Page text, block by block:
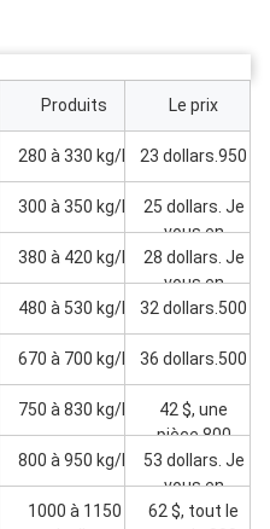
Produits Le prix
280 à 330 kg/h 23 dollars.950
300 à 350 kg/h
25 dollars. Je
vous en
prie.200
380 à 420 kg/h
28 dollars. Je
vous en
prie.570
480 à 530 kg/h 32 dollars.500
670 à 700 kg/h 36 dollars.500
750 à 830 kg/h
42 $, une
pièce.800
800 à 950 kg/h
53 dollars. Je
vous en
prie.800
1000 à 1150
62 $, tout le